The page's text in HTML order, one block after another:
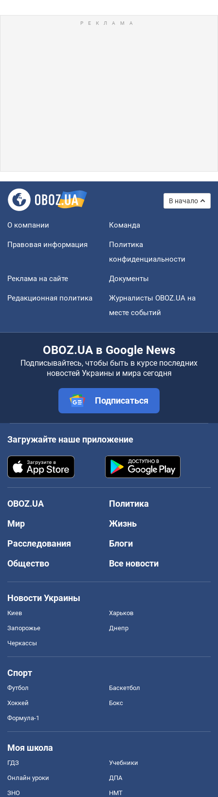
В начало
О компании Команда
Правовая информация
Политика
конфиденциальности
Реклама на сайте Документы
Редакционная политика
Журналисты OBOZ.UA на
месте событий
OBOZ.UA в Google News
Подписывайтесь, чтобы быть в курсе последних
новостей Украины и мира сегодня
Подписаться
Загружайте наше приложение
OBOZ.UA
Политика
Мир
Жизнь
Расследования
Блоги
Общество
Все новости
Новости Украины
Киев Харьков
Запорожье Днепр
Черкассы
Спорт
Футбол Баскетбол
Хоккей Бокс
Формула-1
Моя школа
ГДЗ Учебники
Онлайн уроки ДПА
ЗНО НМТ